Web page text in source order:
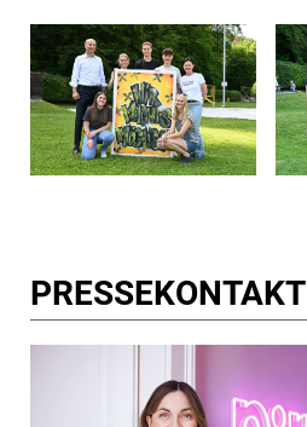
PRESSE­KONTAKT